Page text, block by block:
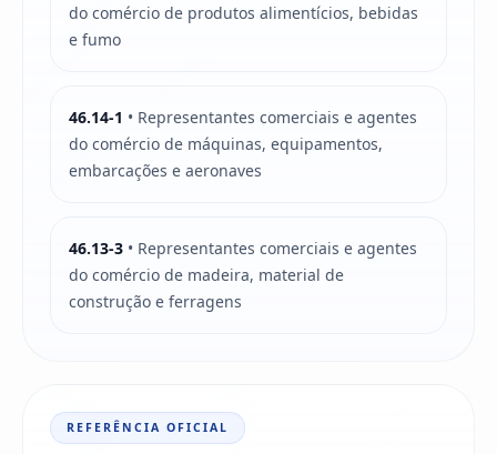
do comércio de produtos alimentícios, bebidas
e fumo
46.14-1 • Representantes comerciais e agentes
do comércio de máquinas, equipamentos,
embarcações e aeronaves
46.13-3 • Representantes comerciais e agentes
do comércio de madeira, material de
construção e ferragens
REFERÊNCIA OFICIAL